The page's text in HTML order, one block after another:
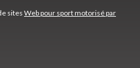
sites Web pour sport motorisé par